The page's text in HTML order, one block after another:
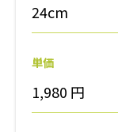
24cm
単価
1,980 円